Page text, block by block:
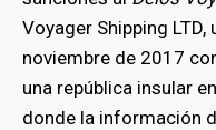
Voyager Shipping
noviembre de 2017
una república insular
donde la información